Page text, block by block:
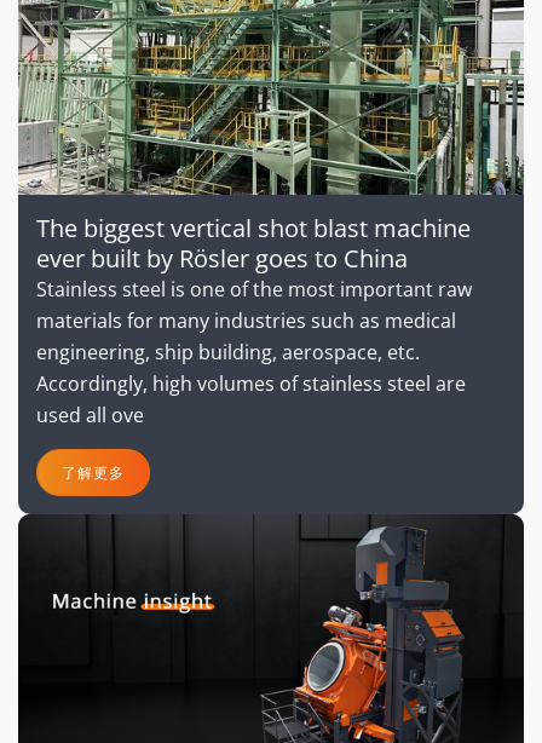
The biggest vertical shot blast machine
ever built by Rösler goes to China
Stainless steel is one of the most important raw
materials for many industries such as medical
engineering, ship building, aerospace, etc.
Accordingly, high volumes of stainless steel are
used all ove
了解更多